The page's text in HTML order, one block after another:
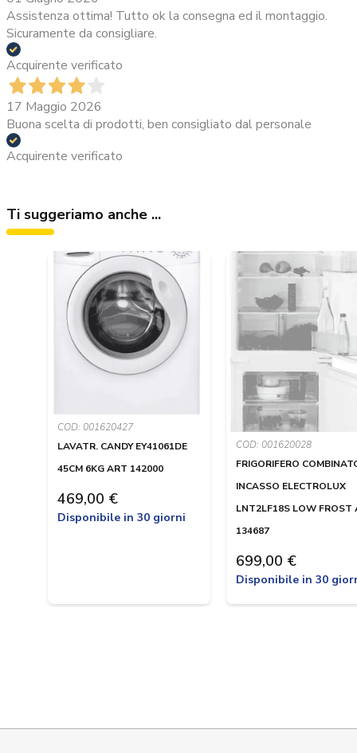
Assistenza ottima! Tutto ok la consegna ed il montaggio.
Sicuramente da consigliare.
Acquirente verificato
17 Maggio 2026
Buona scelta di prodotti, ben consigliato dal personale
Acquirente verificato
Ti suggeriamo anche ...
COD: 001620427
LAVATR. CANDY EY41061DE
45CM 6KG ART 142000
469,00 €
Disponibile in 30 giorni
COD: 001620028
FRIGORIFERO
INCASSO ELECTROLUX
LNT2LF18S LOW FROST
134687
699,00 €
Disponibile in 30